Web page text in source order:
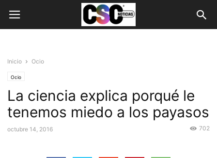
Inicio Ocio
Ocio
La ciencia explica porqué le
tenemos miedo a los payasos
octubre 14, 2016 702